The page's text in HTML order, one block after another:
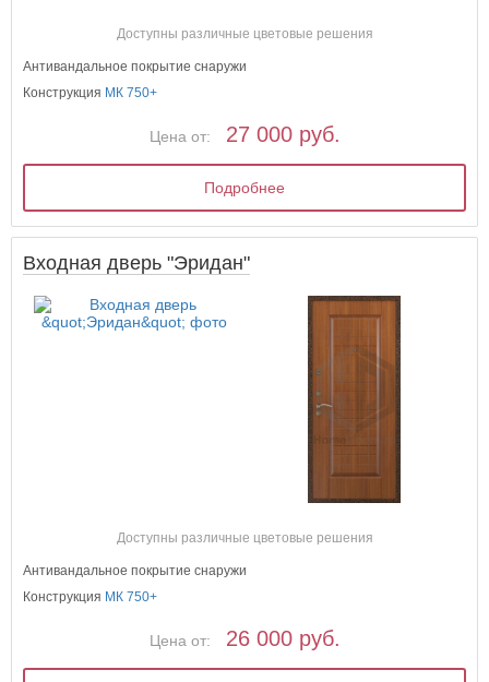
Доступны различные цветовые решения
Антивандальное покрытие снаружи
Конструкция МК 750+
Цена от: 27 000 руб.
Подробнее
Входная дверь "Эридан"
Доступны различные цветовые решения
Антивандальное покрытие снаружи
Конструкция МК 750+
Цена от: 26 000 руб.